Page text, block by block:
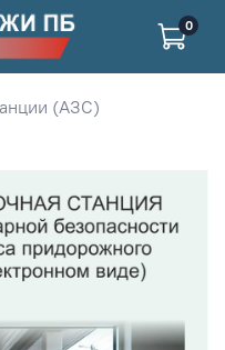
0
(АЗС)